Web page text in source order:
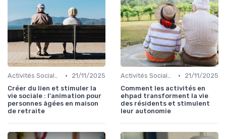
Activités Sociales et Loisirs •
21/11/2025
Créer du lien et stimuler la
vie sociale : l'animation pour
personnes âgées en maison
de retraite
Activités Sociales et Loisirs •
21/11/2025
Comment les activités en
ehpad transforment la vie
des résidents et stimulent
leur autonomie